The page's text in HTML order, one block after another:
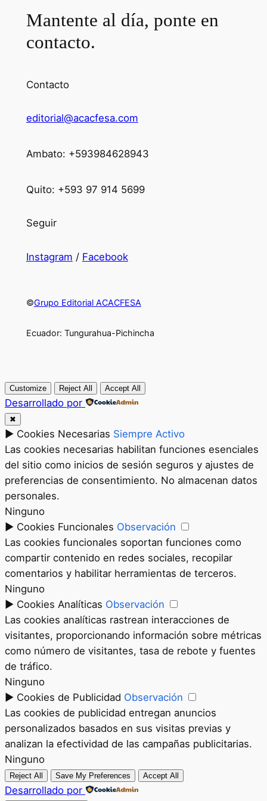
Mantente al día, ponte en
contacto.
Contacto
editorial@acacfesa.com
Ambato: +593984628943
Quito: +593 97 914 5699
Seguir
Instagram / Facebook
©Grupo Editorial ACACFESA
Ecuador: Tungurahua-Pichincha
Customize Reject All Accept All
Desarrollado por
✖
► Cookies Necesarias Siempre Activo
Las cookies necesarias habilitan funciones esenciales
del sitio como inicios de sesión seguros y ajustes de
preferencias de consentimiento. No almacenan datos
personales.
Ninguno
► Cookies Funcionales Observación
Las cookies funcionales soportan funciones como
compartir contenido en redes sociales, recopilar
comentarios y habilitar herramientas de terceros.
Ninguno
► Cookies Analíticas Observación
Las cookies analíticas rastrean interacciones de
visitantes, proporcionando información sobre métricas
como número de visitantes, tasa de rebote y fuentes
de tráfico.
Ninguno
► Cookies de Publicidad Observación
Las cookies de publicidad entregan anuncios
personalizados basados en sus visitas previas y
analizan la efectividad de las campañas publicitarias.
Ninguno
Reject All Save My Preferences Accept All
Desarrollado por